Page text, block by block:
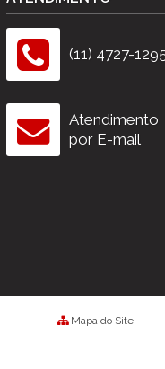
(11) 4727-
Atendimento
por E-mail
Mapa do Site